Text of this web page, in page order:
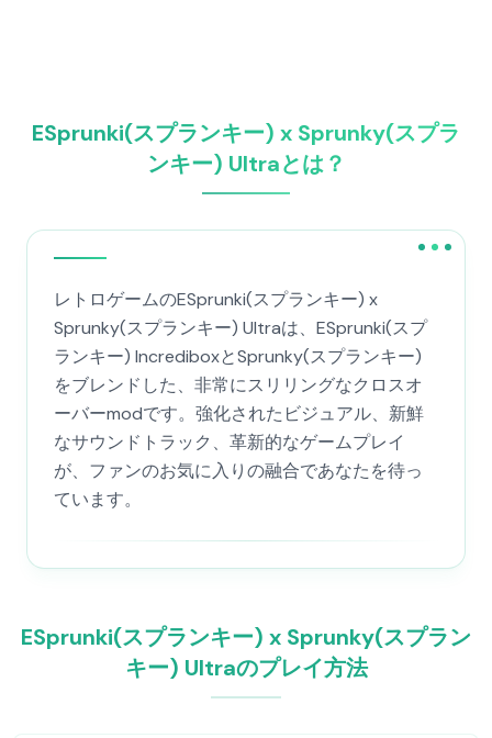
ESprunki(スプランキー) x Sprunky(スプラ
ンキー) Ultraとは？
レトロゲームのESprunki(スプランキー) x
Sprunky(スプランキー) Ultraは、ESprunki(スプ
ランキー) IncrediboxとSprunky(スプランキー)
をブレンドした、非常にスリリングなクロスオ
ーバーmodです。強化されたビジュアル、新鮮
なサウンドトラック、革新的なゲームプレイ
が、ファンのお気に入りの融合であなたを待っ
ています。
ESprunki(スプランキー) x Sprunky(スプラン
キー) Ultraのプレイ方法